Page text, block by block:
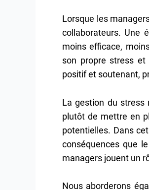
Lorsque les
collaborateurs. Une
moins efficace,
son propre stress
positif et soutenant,
La gestion du stress
plutôt de mettre en
potentielles. Dans
conséquences que
managers jouent un
Nous aborderons